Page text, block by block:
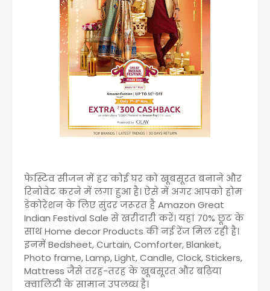
फेस्टिव सीजन में हर कोई घर को खूबसूरत बनाने और
रिनोवेट करने में लगा हुआ है। ऐसे में अगर आपको होम
डेकोरेशन के लिए सुंदर जरूरत है Amazon Great
Indian Festival Sale से खरीदारी करें। यहां 70% छूट के
साथ Home decor Products की नई रेंज मिल रही है।
इनमें Bedsheet, Curtain, Comforter, Blanket,
Photo frame, Lamp, Light, Candle, Clock, Stickers,
Mattress जैसे तरह-तरह के खूबसूरत और बढ़िया
क्वालिटी के सामान उपलब्ध है।